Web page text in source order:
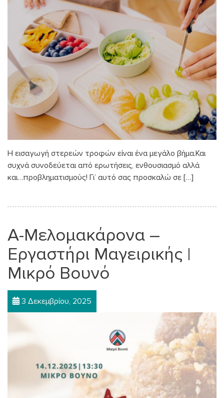
Η εισαγωγή στερεών τροφών είναι ένα μεγάλο βήμα.Και
συχνά συνοδεύεται από ερωτήσεις, ενθουσιασμό αλλά
και…προβληματισμούς! Γι’ αυτό σας προσκαλώ σε […]
A-Μελομακάρονα –
Εργαστήρι Μαγειρικής |
Μικρό Βουνό
3 Δεκεμβρίου, 2025